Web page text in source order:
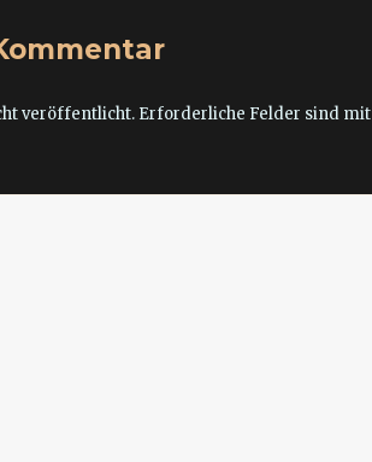
veröffentlicht. Erforderliche Felder sind mit